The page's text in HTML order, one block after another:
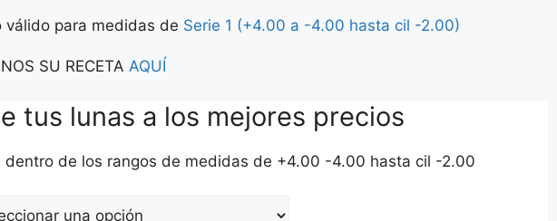
válido para medidas de Serie 1 (+4.00 a -4.00 hasta cil -2.00)
SU RECETA AQUÍ
tus lunas a los mejores precios
dentro de los rangos de medidas de +4.00 -4.00 hasta cil -2.00